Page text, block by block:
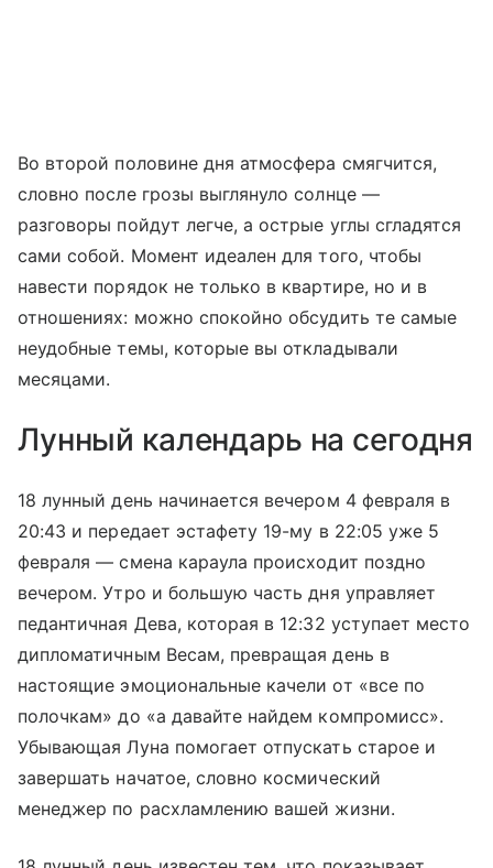
Во второй половине дня атмосфера смягчится,
словно после грозы выглянуло солнце —
разговоры пойдут легче, а острые углы сгладятся
сами собой. Момент идеален для того, чтобы
навести порядок не только в квартире, но и в
отношениях: можно спокойно обсудить те самые
неудобные темы, которые вы откладывали
месяцами.
Лунный календарь на сегодня
18 лунный день начинается вечером 4 февраля в
20:43 и передает эстафету 19-му в 22:05 уже 5
февраля — смена караула происходит поздно
вечером. Утро и большую часть дня управляет
педантичная Дева, которая в 12:32 уступает место
дипломатичным Весам, превращая день в
настоящие эмоциональные качели от «все по
полочкам» до «а давайте найдем компромисс».
Убывающая Луна помогает отпускать старое и
завершать начатое, словно космический
менеджер по расхламлению вашей жизни.